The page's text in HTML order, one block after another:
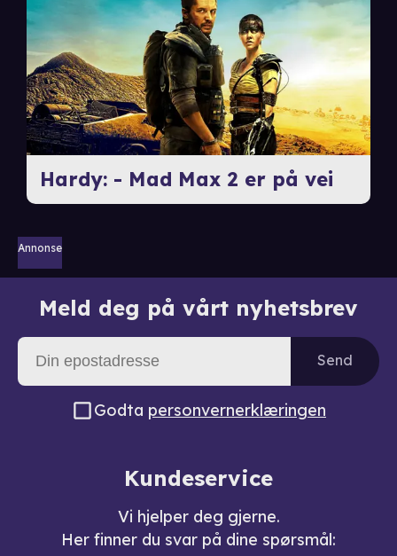
Hardy: - Mad Max 2 er på vei
Annonse
Meld deg på vårt nyhetsbrev
Send
Godta personvernerklæringen
Kundeservice
Vi hjelper deg gjerne.
Her finner du svar på dine spørsmål: